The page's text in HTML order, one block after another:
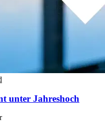
unter Jahreshoch